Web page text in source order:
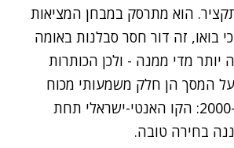
הוא מתרסק במבחן המציאות
בואו, זה דור חסר סבלנות באומה
מדי ממנה - ולכן הכותרות
המסך הן חלק משמעותי מכוח
המשיכה. "שנות ה-2000: הקו האנטי-ישראלי תחת
בחירה טובה.